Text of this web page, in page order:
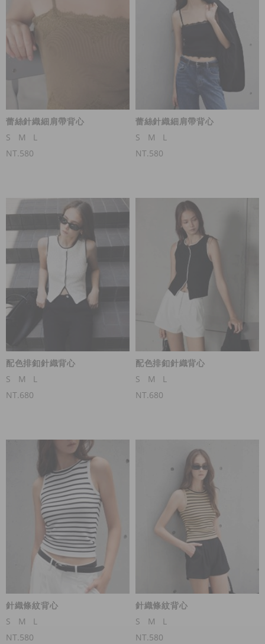
蕾絲針織細肩帶背心
S
M
L
NT.580
蕾絲針織細肩帶背心
S
M
L
NT.580
配色排釦針織背心
S
M
L
NT.680
配色排釦針織背心
S
M
L
NT.680
針織條紋背心
S
M
L
NT.580
針織條紋背心
S
M
L
NT.580